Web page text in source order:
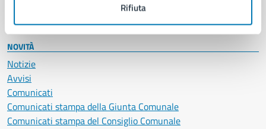
Rifiuta
NOVITÀ
Notizie
Avvisi
Comunicati
Comunicati stampa della Giunta Comunale
Comunicati stampa del Consiglio Comunale